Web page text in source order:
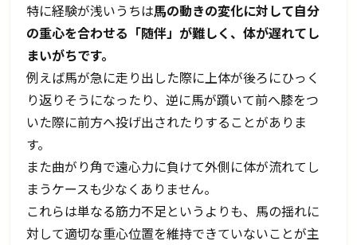
特に経験が浅いうちは馬の動きの変化に対して自分
の重心を合わせる「随伴」が難しく、体が遅れてし
まいがちです。
例えば馬が急に走り出した際に上体が後ろにひっく
り返りそうになったり、逆に馬が躓いて前へ膝をつ
いた際に前方へ投げ出されたりすることがありま
す。
また曲がり角で遠心力に負けて外側に体が流れてし
まうケースも少なくありません。
これらは単なる筋力不足というよりも、馬の揺れに
対して適切な重心位置を維持できていないことが主